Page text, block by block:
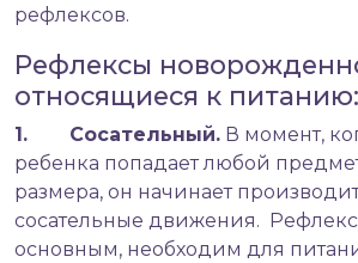
рефлексов.
Рефлексы
относящиеся к питанию:
1. Сосательный. В момент,
ребенка попадает любой
размера, он начинает
сосательные движения. Рефлекс
основным, необходим для